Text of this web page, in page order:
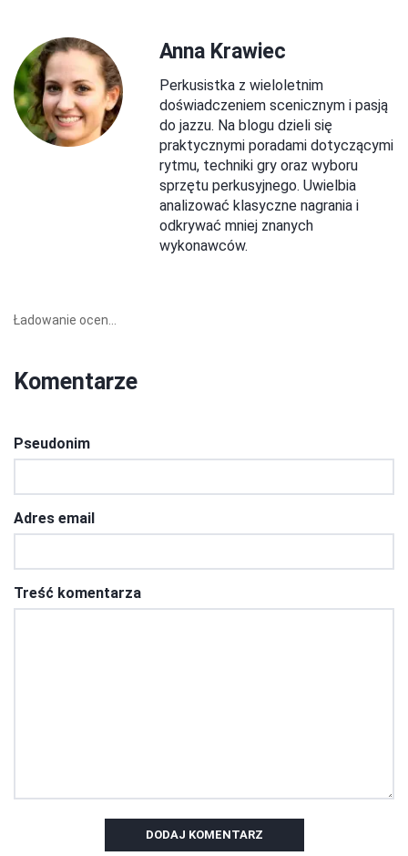
Anna Krawiec
Perkusistka z wieloletnim
doświadczeniem scenicznym i pasją
do jazzu. Na blogu dzieli się
praktycznymi poradami dotyczącymi
rytmu, techniki gry oraz wyboru
sprzętu perkusyjnego. Uwielbia
analizować klasyczne nagrania i
odkrywać mniej znanych
wykonawców.
Ładowanie ocen...
Komentarze
Pseudonim
Adres email
Treść komentarza
DODAJ KOMENTARZ